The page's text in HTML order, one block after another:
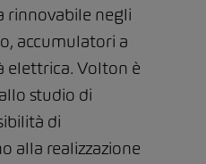
rinnovabile negli
accumulatori a
elettrica. Volton è
studio di
di
alla realizzazione